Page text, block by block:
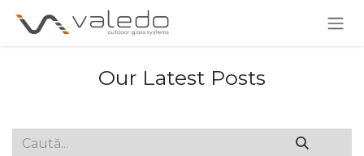
Our Latest Posts